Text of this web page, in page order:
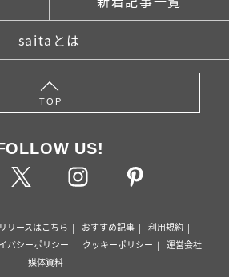
saitaとは
TOP
US!
リースはこちら おすすめ記事
利用規約
バシーポリシー クッキーポリシー
運営会社
媒体資料